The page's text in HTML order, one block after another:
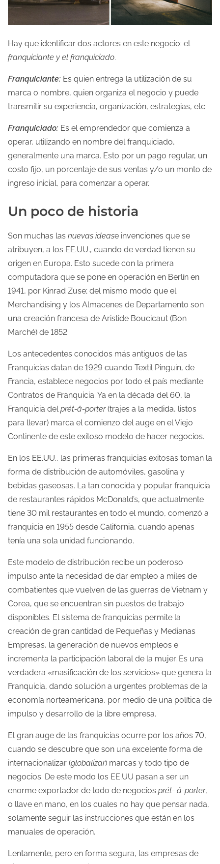
Hay que identificar dos actores en este negocio: el
franquiciante y el franquiciado.
Franquiciante: Es quien entrega la utilización de su
marca o nombre, quien organiza el negocio y puede
transmitir su experiencia, organización, estrategias, etc.
Franquiciado: Es el emprendedor que comienza a
operar, utilizando en nombre del franquiciado,
generalmente una marca. Esto por un pago regular, un
costo fijo, un porcentaje de sus ventas y/o un monto de
ingreso inicial, para comenzar a operar.
Un poco de historia
Son muchas las nuevas idease invenciones que se
atribuyen, a los EE.UU., cuando de verdad tienen su
origen en Europa. Esto sucede con la primera
computadora que se pone en operación en Berlín en
1941, por Kinrad Zuse; del mismo modo que el
Merchandising y los Almacenes de Departamento son
una creación francesa de Aristide Boucicaut (Bon
Marché) de 1852.
Los antecedentes conocidos más antiguos de las
Franquicias datan de 1929 cuando Textil Pinguin, de
Francia, establece negocios por todo el país mediante
Contratos de Franquicia. Ya en la década del 60, la
Franquicia del prét-â-porter(trajes a la medida, listos
para llevar) marca el comienzo del auge en el Viejo
Continente de este exitoso modelo de hacer negocios.
En los EE.UU., las primeras franquicias exitosas toman la
forma de distribución de automóviles, gasolina y
bebidas gaseosas. La tan conocida y popular franquicia
de restaurantes rápidos McDonald’s, que actualmente
tiene 30 mil restaurantes en todo el mundo, comenzó a
franquicia en 1955 desde California, cuando apenas
tenía una sola unidad funcionando.
Este modelo de distribución recibe un poderoso
impulso ante la necesidad de dar empleo a miles de
combatientes que vuelven de las guerras de Vietnam y
Corea, que se encuentran sin puestos de trabajo
disponibles. El sistema de franquicias permite la
creación de gran cantidad de Pequeñas y Medianas
Empresas, la generación de nuevos empleos e
incrementa la participación laboral de la mujer. Es una
verdadera «masificación de los servicios» que genera la
Franquicia, dando solución a urgentes problemas de la
economía norteamericana, por medio de una política de
impulso y desarrollo de la libre empresa.
El gran auge de las franquicias ocurre por los años 70,
cuando se descubre que son una excelente forma de
internacionalizar (globalizar) marcas y todo tipo de
negocios. De este modo los EE.UU pasan a ser un
enorme exportador de todo de negocios prét- â-porter,
o llave en mano, en los cuales no hay que pensar nada,
solamente seguir las instrucciones que están en los
manuales de operación.
Lentamente, pero en forma segura, las empresas de